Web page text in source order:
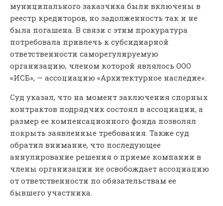
муниципального заказчика были включены в
реестр кредиторов, но задолженность так и не
была погашена. В связи с этим прокуратура
потребовала привлечь к субсидиарной
ответственности саморегулируемую
организацию, членом которой являлось ООО
«ИСБ», — ассоциацию «Архитектурное наследие».
Суд указал, что на момент заключения спорных
контрактов подрядчик состоял в ассоциации, а
размер ее компенсационного фонда позволял
покрыть заявленные требования. Также суд
обратил внимание, что последующее
аннулирование решения о приеме компании в
члены организации не освобождает ассоциацию
от ответственности по обязательствам ее
бывшего участника.